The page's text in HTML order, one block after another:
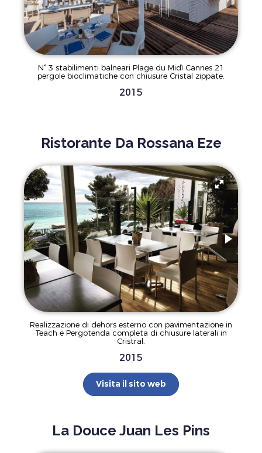
N° 3 stabilimenti balneari Plage du Midì Cannes 21
pergole bioclimatiche con chiusure Cristal zippate.
2015
Ristorante Da Rossana Eze
Realizzazione di dehors esterno con pavimentazione in
Teach e Pergotenda completa di chiusure laterali in
Cristral.
2015
Visita il sito web
La Douce Juan Les Pins